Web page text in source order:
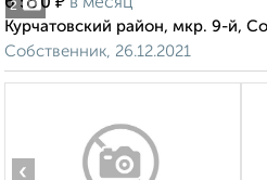
2
6 500
в месяц
Курчатовский район, мкр. 9-й,
Собственник, 26.12.2021
‹